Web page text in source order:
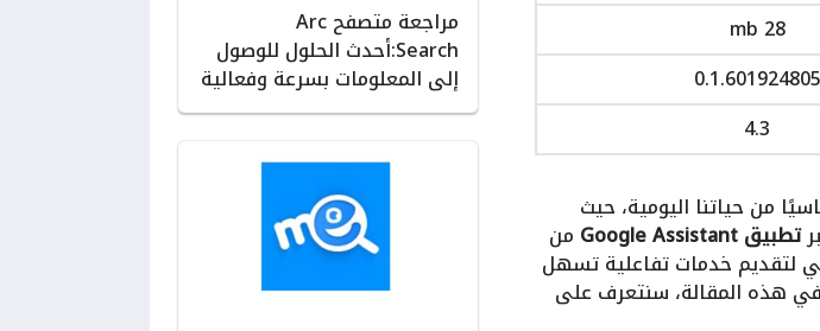
مراجعة متصفح Arc
Search:أحدث الحلول للوصول
إلى المعلومات بسرعة وفعالية
28 mb
0.1.601924805
4.3
من حياتنا اليومية، حيث
تطبيق Google Assistant من
لتقديم خدمات تفاعلية تسهل
في هذه المقالة، سنتعرف على